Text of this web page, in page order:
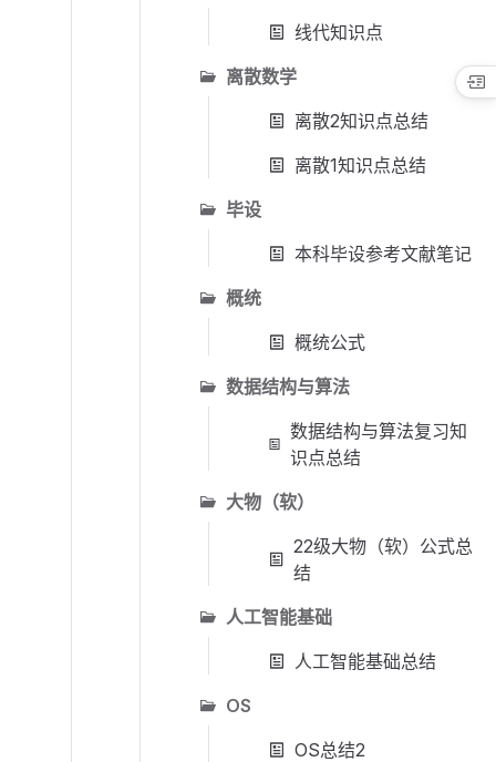
线代知识点
离散数学
离散2知识点总结
离散1知识点总结
毕设
本科毕设参考文献笔记
概统
概统公式
数据结构与算法
数据结构与算法复习知
识点总结
大物（软）
22级大物（软）公式总
结
人工智能基础
人工智能基础总结
OS
OS总结2